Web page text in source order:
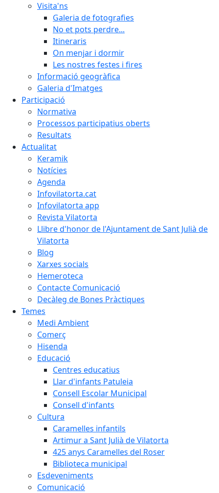
Visita'ns
Galeria de fotografies
No et pots perdre...
Itineraris
On menjar i dormir
Les nostres festes i fires
Informació geogràfica
Galeria d'Imatges
Participació
Normativa
Processos participatius oberts
Resultats
Actualitat
Keramik
Notícies
Agenda
Infovilatorta.cat
Infovilatorta app
Revista Vilatorta
Llibre d'honor de l'Ajuntament de Sant Julià de
Vilatorta
Blog
Xarxes socials
Hemeroteca
Contacte Comunicació
Decàleg de Bones Pràctiques
Temes
Medi Ambient
Comerç
Hisenda
Educació
Centres educatius
Llar d'infants Patuleia
Consell Escolar Municipal
Consell d'infants
Cultura
Caramelles infantils
Artimur a Sant Julià de Vilatorta
425 anys Caramelles del Roser
Biblioteca municipal
Esdeveniments
Comunicació